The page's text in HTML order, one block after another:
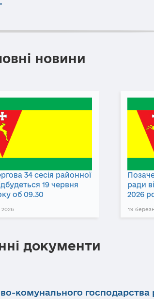
новини
34 сесія районної
19 червня
об 09.30
2026
ради
2026
19
документи
комунального господарства